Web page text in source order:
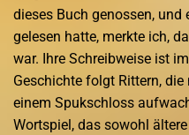
dieses Buch genossen,
gelesen hatte, merkte ich,
war. Ihre Schreibweise ist
Geschichte folgt Rittern,
einem Spukschloss
Wortspiel, das sowohl